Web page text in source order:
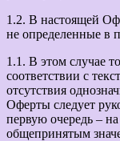
1.2. В настоящей
не определенные в
1.1. В этом случае
соответствии с
отсутствия
Оферты следует
первую очередь –
общепринятым